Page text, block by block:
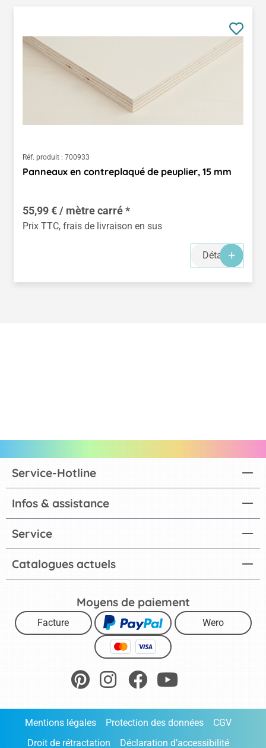
Réf. produit : 700933
Panneaux en contreplaqué de peuplier, 15 mm
55,99 € / mètre carré *
Prix TTC, frais de livraison en sus
Détails
Catalogues actuels
Service-Hotline
Infos & assistance
Service
Moyens de paiement
Facture Wero
Mentions légales Protection des données
CGV
Droit de rétractation
Déclaration d’accessibilité